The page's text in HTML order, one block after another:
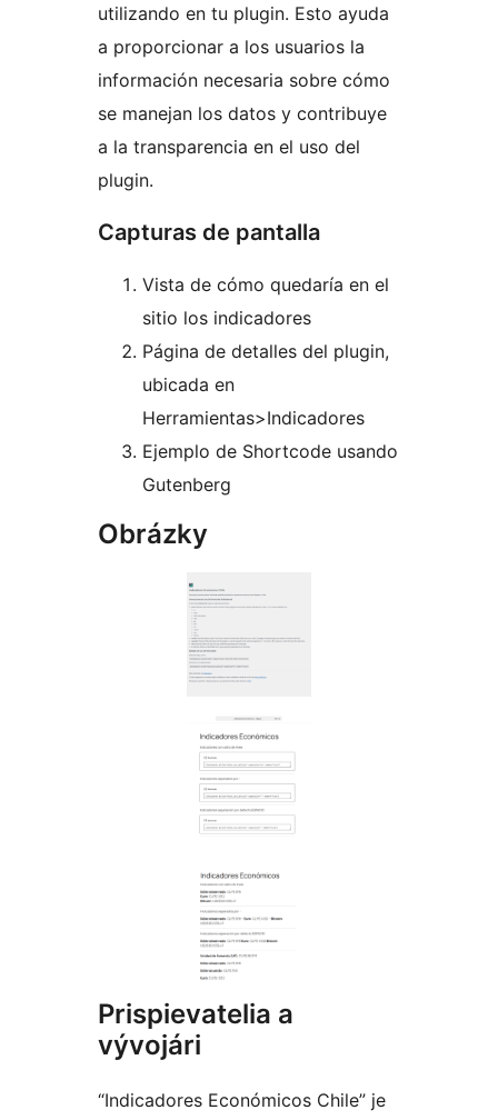
utilizando en tu plugin. Esto ayuda
a proporcionar a los usuarios la
información necesaria sobre cómo
se manejan los datos y contribuye
a la transparencia en el uso del
plugin.
Capturas de pantalla
Vista de cómo quedaría en el
sitio los indicadores
Página de detalles del plugin,
ubicada en
Herramientas>Indicadores
Ejemplo de Shortcode usando
Gutenberg
Obrázky
Prispievatelia a
vývojári
“Indicadores Económicos Chile” je